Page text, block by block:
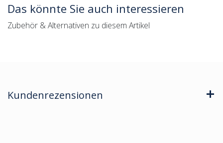
Das könnte Sie auch interessieren
Zubehör & Alternativen zu diesem Artikel
Kundenrezensionen